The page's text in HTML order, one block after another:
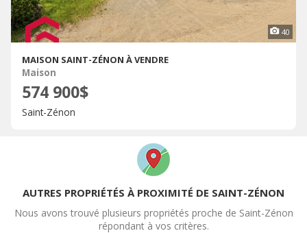
40
MAISON SAINT-ZÉNON À VENDRE
Maison
574 900$
Saint-Zénon
AUTRES PROPRIÉTÉS À PROXIMITÉ DE SAINT-ZÉNON
Nous avons trouvé plusieurs propriétés proche de Saint-Zénon
répondant à vos critères.